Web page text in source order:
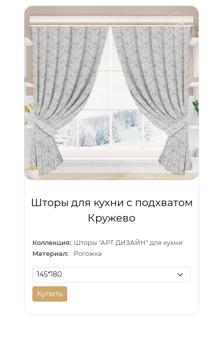
Шторы для кухни с подхватом
Кружево
Коллекция: Шторы "АРТ ДИЗАЙН" для кухни
Материал:
Рогожка
Купить